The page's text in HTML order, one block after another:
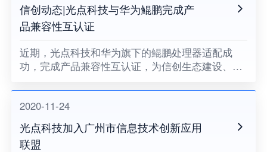
信创动态|光点科技与华为鲲鹏完成产
品兼容性互认证
近期，光点科技和华为旗下的鲲鹏处理器适配成
功，完成产品兼容性互认证，为信创生态建设、关
2020-11-24
光点科技加入广州市信息技术创新应用
联盟